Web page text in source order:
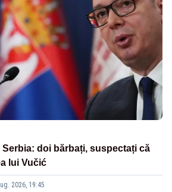
doi bărbați, suspectați că
lui Vučić
2026, 19:45